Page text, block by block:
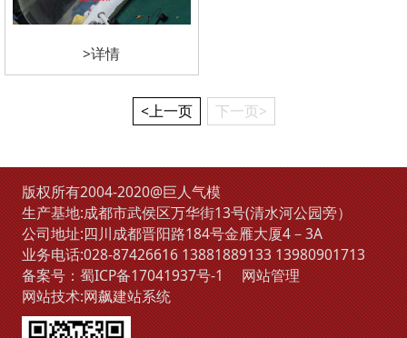
>详情
<上一页 下一页>
版权所有2004-2020@巨人气模
生产基地:成都市武侯区万华街13号(清水河公园旁）
公司地址:四川成都晋阳路184号金雁大厦4－3A
业务电话:028-874266161388188913313980901713
备案号：蜀ICP备17041937号-1
网站管理
网站技术:网飙建站系统